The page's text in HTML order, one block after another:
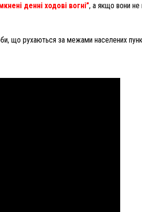
денні ходові вогні”, а якщо вони не
що рухаються за межами населених